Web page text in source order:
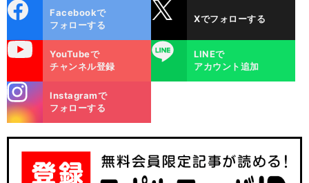
ok
Facebookで
フォローする
Xでフォローする
YouTubeで
チャンネル登録
LINE
LINEで
アカウント追加
m
Instagramで
フォローする